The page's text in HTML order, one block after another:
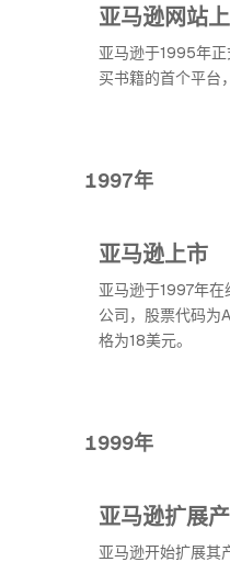
亚马逊网站
亚马逊于1995年
买书籍的首个平台
1997年
亚马逊上市
亚马逊于1997年
公司，股票代码为
格为18美元。
1999年
亚马逊扩展
亚马逊开始扩展其